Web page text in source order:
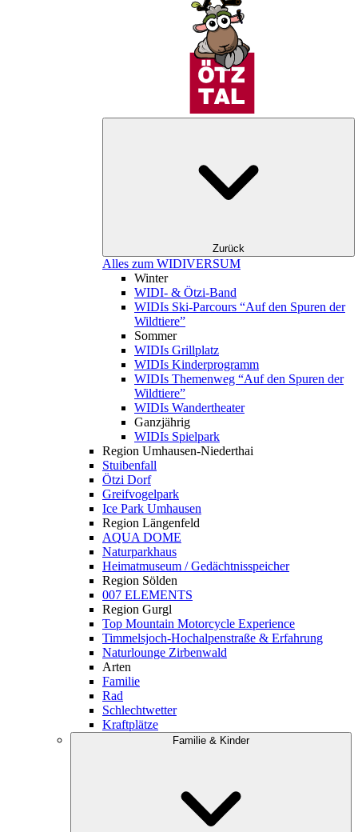
Zurück
Alles zum WIDIVERSUM
Winter
WIDI- & Ötzi-Band
WIDIs Ski-Parcours “Auf den Spuren der
Wildtiere”
Sommer
WIDIs Grillplatz
WIDIs Kinderprogramm
WIDIs Themenweg “Auf den Spuren der
Wildtiere”
WIDIs Wandertheater
Ganzjährig
WIDIs Spielpark
Region Umhausen-Niederthai
Stuibenfall
Ötzi Dorf
Greifvogelpark
Ice Park Umhausen
Region Längenfeld
AQUA DOME
Naturparkhaus
Heimatmuseum / Gedächtnisspeicher
Region Sölden
007 ELEMENTS
Region Gurgl
Top Mountain Motorcycle Experience
Timmelsjoch-Hochalpenstraße & Erfahrung
Naturlounge Zirbenwald
Arten
Familie
Rad
Schlechtwetter
Kraftplätze
Familie & Kinder